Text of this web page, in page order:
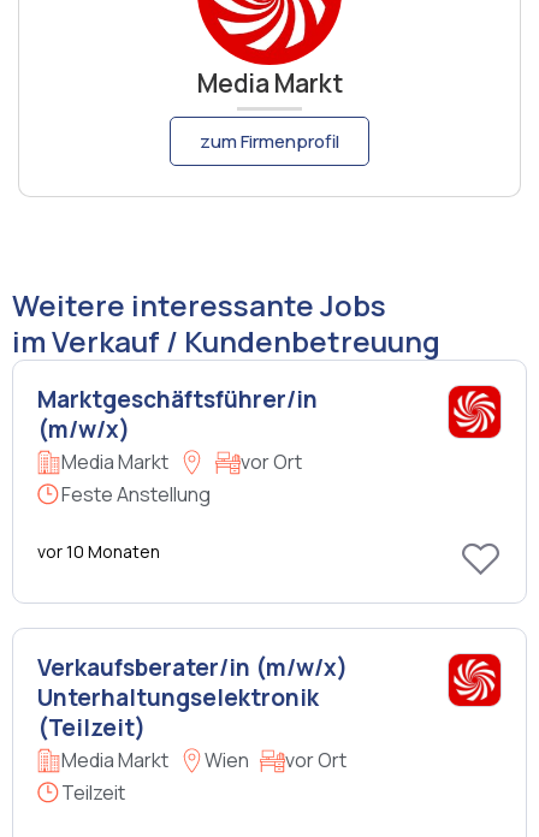
Media Markt
zum Firmenprofil
Weitere interessante Jobs
im Verkauf / Kundenbetreuung
Marktgeschäftsführer/in
(m/w/x)
Media Markt
vor Ort
Feste Anstellung
vor 10 Monaten
Verkaufsberater/in (m/w/x)
Unterhaltungselektronik
(Teilzeit)
Media Markt Wien
vor Ort
Teilzeit